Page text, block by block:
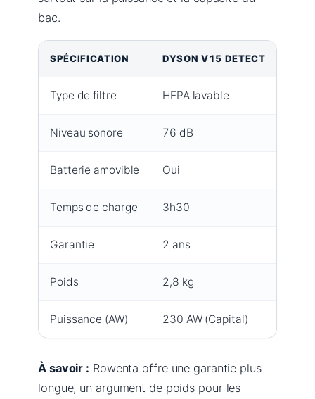
bac.
SPÉCIFICATION DYSON V15 DETECT
Type de filtre HEPA lavable
Niveau sonore 76 dB
Batterie amovible Oui
Temps de charge 3h30
Garantie 2 ans
Poids 2,8 kg
Puissance (AW) 230 AW (Capital)
À savoir : Rowenta offre une garantie plus
longue, un argument de poids pour les